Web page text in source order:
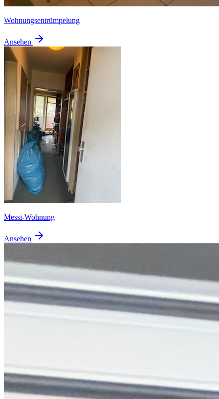
Wohnungsentrümpelung
Ansehen
Messi-Wohnung
Ansehen